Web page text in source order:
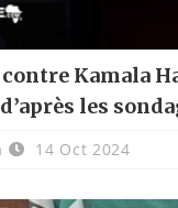
Kamala
les
14 Oct 2024